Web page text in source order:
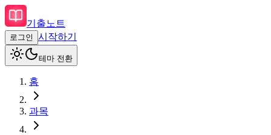
기출노트
로그인 시작하기
테마 전환
홈
과목